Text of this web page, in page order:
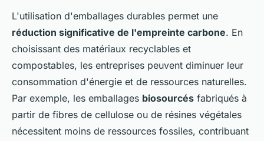
L'utilisation d'emballages durables permet une
réduction significative de l'empreinte carbone. En
choisissant des matériaux recyclables et
compostables, les entreprises peuvent diminuer leur
consommation d'énergie et de ressources naturelles.
Par exemple, les emballages biosourcés fabriqués à
partir de fibres de cellulose ou de résines végétales
nécessitent moins de ressources fossiles, contribuant